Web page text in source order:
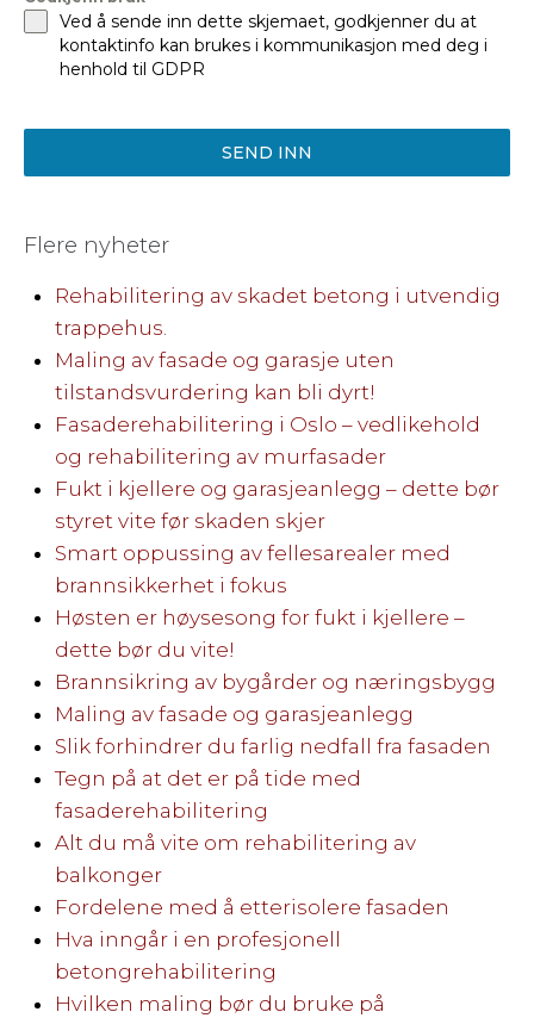
Ved å sende inn dette skjemaet, godkjenner du at
kontaktinfo kan brukes i kommunikasjon med deg i
henhold til GDPR
SEND INN
Flere nyheter
Rehabilitering av skadet betong i utvendig
trappehus.
Maling av fasade og garasje uten
tilstandsvurdering kan bli dyrt!
Fasaderehabilitering i Oslo – vedlikehold
og rehabilitering av murfasader
Fukt i kjellere og garasjeanlegg – dette bør
styret vite før skaden skjer
Smart oppussing av fellesarealer med
brannsikkerhet i fokus
Høsten er høysesong for fukt i kjellere –
dette bør du vite!
Brannsikring av bygårder og næringsbygg
Maling av fasade og garasjeanlegg
Slik forhindrer du farlig nedfall fra fasaden
Tegn på at det er på tide med
fasaderehabilitering
Alt du må vite om rehabilitering av
balkonger
Fordelene med å etterisolere fasaden
Hva inngår i en profesjonell
betongrehabilitering
Hvilken maling bør du bruke på